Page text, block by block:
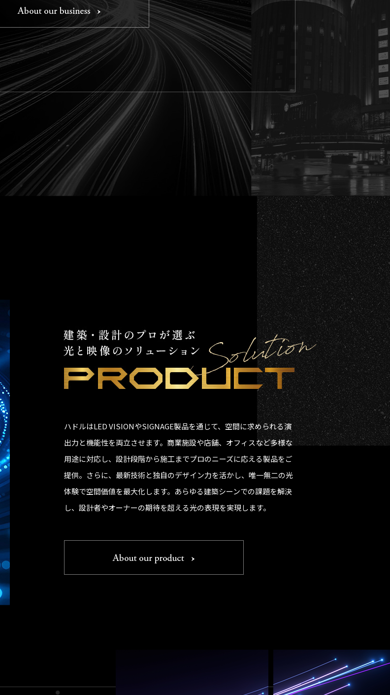
ハドルはLED VISIONやSIGNAGE製品を通じて、空間に求められる演
出力と機能性を両立させます。商業施設や店舗、オフィスなど多様な
用途に対応し、設計段階から施工までプロのニーズに応える製品をご
提供。さらに、最新技術と独自のデザイン力を活かし、唯一無二の光
体験で空間価値を最大化します。あらゆる建築シーンでの課題を解決
し、設計者やオーナーの期待を超える光の表現を実現します。